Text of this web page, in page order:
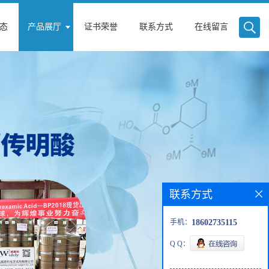
产品展厅 证书荣誉 联系方式 在线留言
联系方式
手机： 18602735115
Q Q：